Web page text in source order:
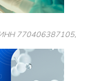
ИНН 770406387105,